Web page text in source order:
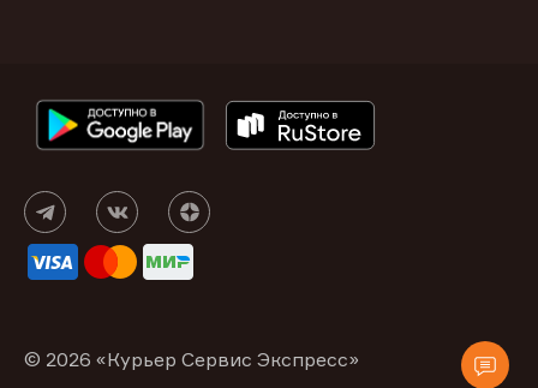
© 2026 «Курьер Сервис Экспресс»